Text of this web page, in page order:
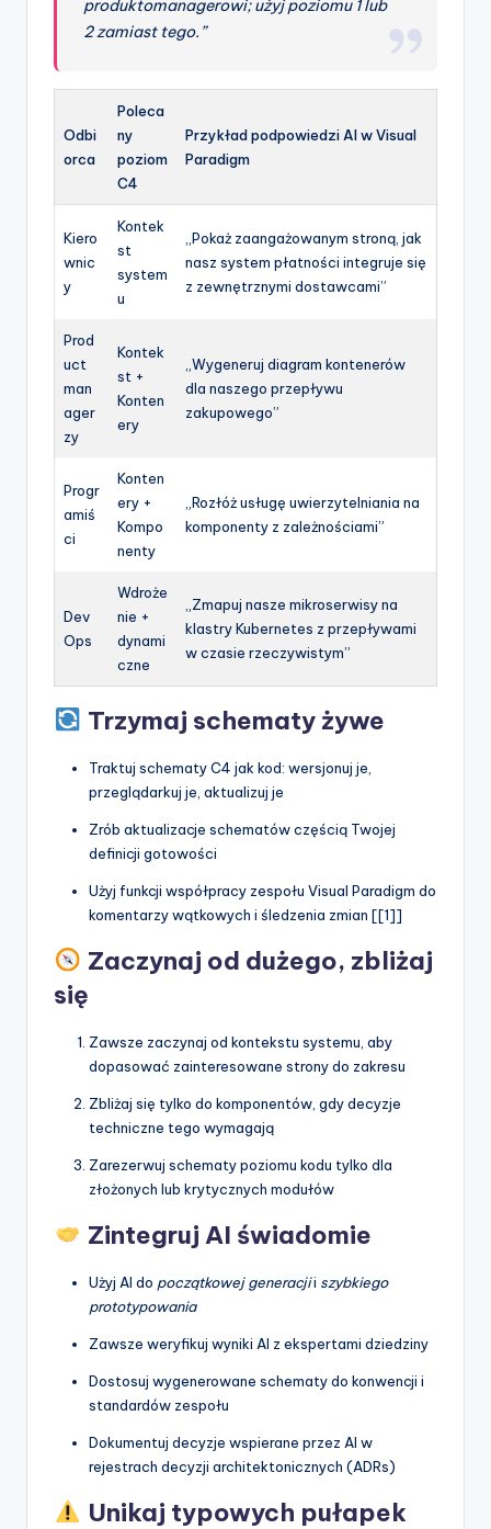
produktomanagerowi; użyj poziomu 1 lub
2 zamiast tego.”
Odbi
orca
Poleca
ny
poziom
C4
Przykład podpowiedzi AI w Visual
Paradigm
Kiero
wnic
y
Kontek
st
system
u
„Pokaż zaangażowanym stroną, jak
nasz system płatności integruje się
z zewnętrznymi dostawcami”
Prod
uct
man
ager
zy
Kontek
st +
Konten
ery
„Wygeneruj diagram kontenerów
dla naszego przepływu
zakupowego”
Progr
amiś
ci
Konten
ery +
Kompo
nenty
„Rozłóż usługę uwierzytelniania na
komponenty z zależnościami”
Dev
Ops
Wdroże
nie +
dynami
czne
„Zmapuj nasze mikroserwisy na
klastry Kubernetes z przepływami
w czasie rzeczywistym”
Trzymaj schematy żywe
Traktuj schematy C4 jak kod: wersjonuj je,
przeglądarkuj je, aktualizuj je
Zrób aktualizacje schematów częścią Twojej
definicji gotowości
Użyj funkcji współpracy zespołu Visual Paradigm do
komentarzy wątkowych i śledzenia zmian [[1]]
Zaczynaj od dużego, zbliżaj
się
Zawsze zaczynaj od kontekstu systemu, aby
dopasować zainteresowane strony do zakresu
Zbliżaj się tylko do komponentów, gdy decyzje
techniczne tego wymagają
Zarezerwuj schematy poziomu kodu tylko dla
złożonych lub krytycznych modułów
Zintegruj AI świadomie
Użyj AI do początkowej generacjii szybkiego
prototypowania
Zawsze weryfikuj wyniki AI z ekspertami dziedziny
Dostosuj wygenerowane schematy do konwencji i
standardów zespołu
Dokumentuj decyzje wspierane przez AI w
rejestrach decyzji architektonicznych (ADRs)
Unikaj typowych pułapek